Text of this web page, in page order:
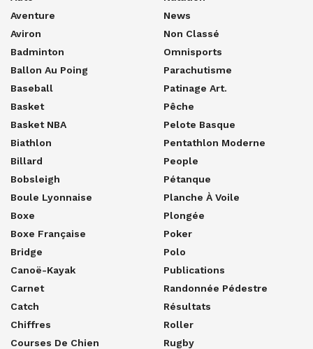
Aventure
Aviron
Badminton
Ballon Au Poing
Baseball
Basket
Basket NBA
Biathlon
Billard
Bobsleigh
Boule Lyonnaise
Boxe
Boxe Française
Bridge
Canoë-Kayak
Carnet
Catch
Chiffres
Courses De Chien
News
Non Classé
Omnisports
Parachutisme
Patinage Art.
Pêche
Pelote Basque
Pentathlon Moderne
People
Pétanque
Planche À Voile
Plongée
Poker
Polo
Publications
Randonnée Pédestre
Résultats
Roller
Rugby